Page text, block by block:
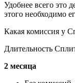
Удобнее всего это
этого необходимо
Какая комиссия у
Длительность
2 месяца